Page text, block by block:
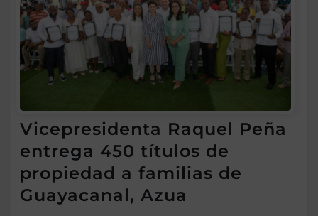
Vicepresidenta Raquel Peña
entrega 450 títulos de
propiedad a familias de
Guayacanal, Azua